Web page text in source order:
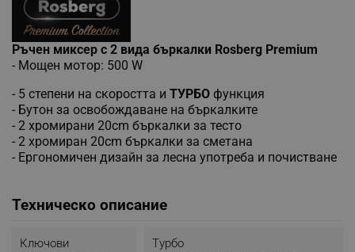
Ръчен миксер с 2 вида бъркалки Rosberg Premium
- Мощен мотор: 500 W
- 5 степени на скоростта и ТУРБО функция
- Бутон за освобождаване на бъркалките
- 2 хромирани 20cm бъркалки за тесто
- 2 хромиран 20cm бъркалки за сметана
- Ергономичен дизайн за лесна употреба и почистване
Техническо описание
Ключови
Tурбо